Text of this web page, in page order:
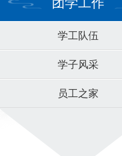
学工队伍
学子风采
员工之家